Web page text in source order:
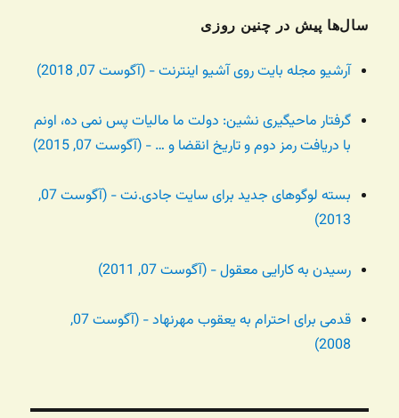
سال‌ها پیش در چنین روزی
آرشیو مجله بایت روی آشیو اینترنت - (آگوست 07, 2018)
گرفتار ماحیگیری نشین: دولت ما مالیات پس نمی ده، اونم
با دریافت رمز دوم و تاریخ انقضا و … - (آگوست 07, 2015)
بسته لوگوهای جدید برای سایت جادی.نت - (آگوست 07,
2013)
رسیدن به کارایی معقول - (آگوست 07, 2011)
قدمی برای احترام به یعقوب مهرنهاد - (آگوست 07,
2008)